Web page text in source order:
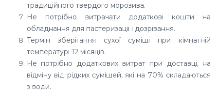
традиційного твердого морозива.
Не потрібно витрачати додаткові кошти на
обладнання для пастеризації і дозрівання.
Термін зберігання сухої суміші при кімнатній
температурі 12 місяців.
Не потрібно додаткових витрат при доставці, на
відміну від рідких сумішей, які на 70% складаються
з води.